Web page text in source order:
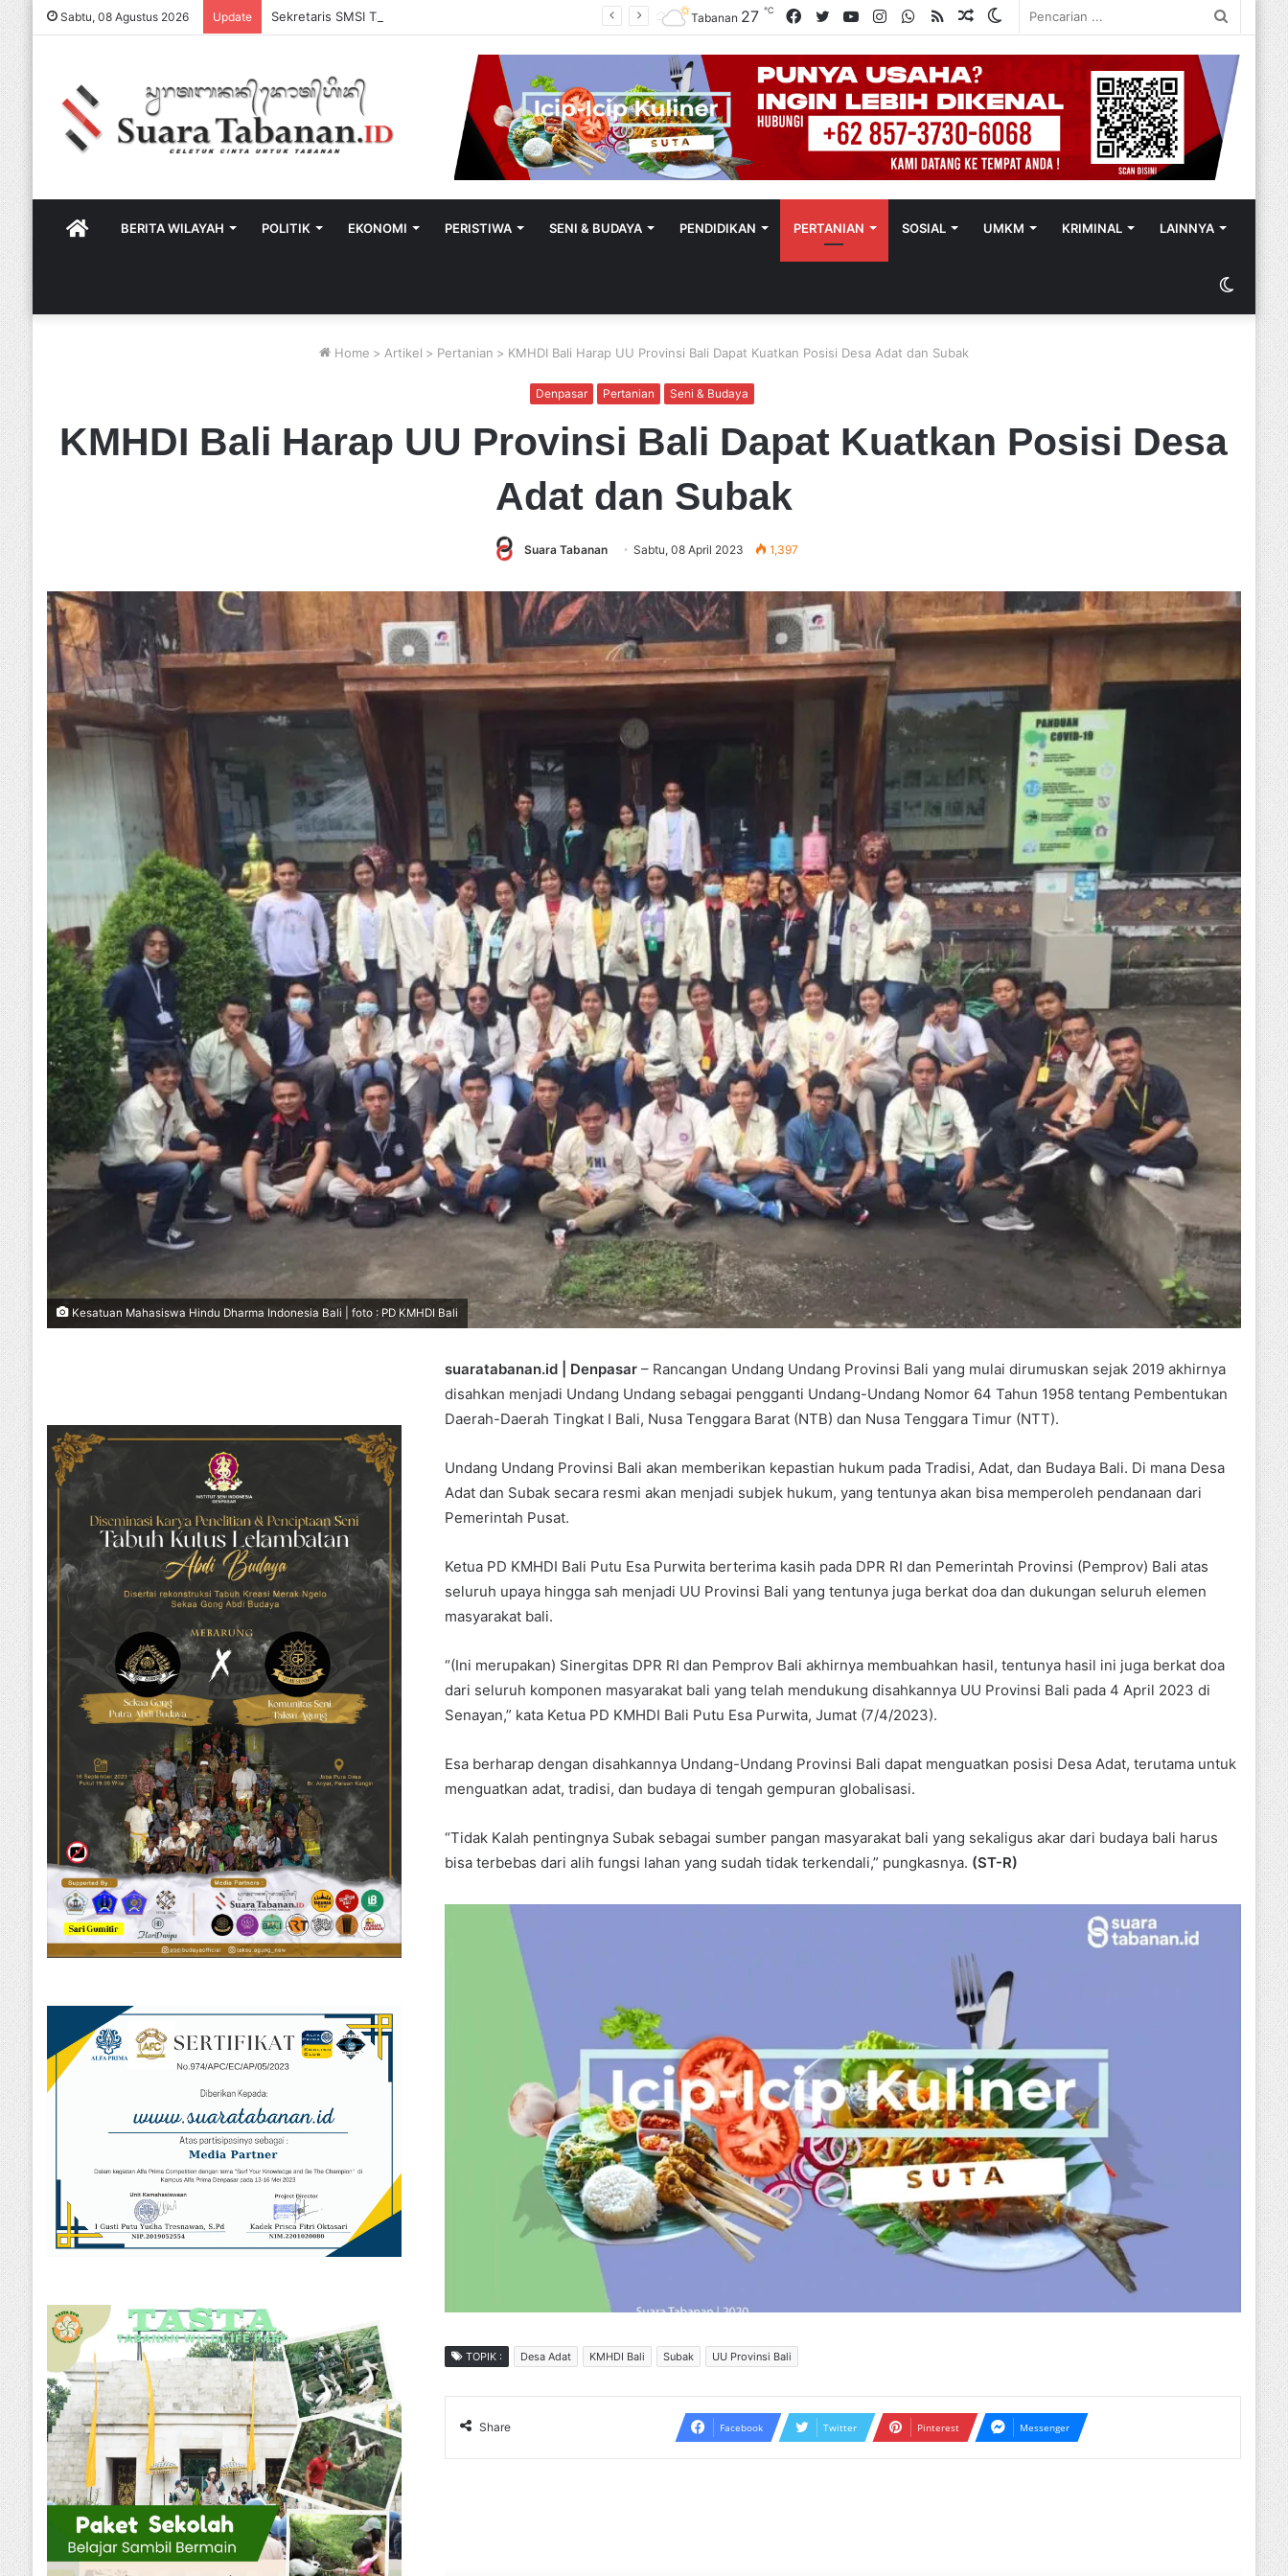
Sabtu, 08 Agustus 2026 Update
Switch
Random
RSS
WhatsApp
Instagram
YouTube
Twitter
Facebook
Tabanan 27℃
HOMEBERITA WILAYAH POLITIK EKONOMI PERISTIWA SENI & BUDAYA PENDIDIKAN PERTANIAN SOSIAL UMKM KRIMINAL LAINNYA
Switch
skin
Home > Artikel > Pertanian > KMHDI Bali Harap UU Provinsi Bali Dapat Kuatkan Posisi Desa Adat dan Subak
Denpasar Pertanian Seni & Budaya
KMHDI Bali Harap UU Provinsi Bali Dapat Kuatkan Posisi Desa
Adat dan Subak
Suara Tabanan Sabtu, 08 April 2023 1,397
Kesatuan Mahasiswa Hindu Dharma Indonesia Bali | foto : PD KMHDI Bali
suaratabanan.id | Denpasar – Rancangan Undang Undang Provinsi Bali yang mulai dirumuskan sejak 2019 akhirnya
disahkan menjadi Undang Undang sebagai pengganti Undang-Undang Nomor 64 Tahun 1958 tentang Pembentukan
Daerah-Daerah Tingkat I Bali, Nusa Tenggara Barat (NTB) dan Nusa Tenggara Timur (NTT).
Undang Undang Provinsi Bali akan memberikan kepastian hukum pada Tradisi, Adat, dan Budaya Bali. Di mana Desa
Adat dan Subak secara resmi akan menjadi subjek hukum, yang tentunya akan bisa memperoleh pendanaan dari
Pemerintah Pusat.
Ketua PD KMHDI Bali Putu Esa Purwita berterima kasih pada DPR RI dan Pemerintah Provinsi (Pemprov) Bali atas
seluruh upaya hingga sah menjadi UU Provinsi Bali yang tentunya juga berkat doa dan dukungan seluruh elemen
masyarakat bali.
“(Ini merupakan) Sinergitas DPR RI dan Pemprov Bali akhirnya membuahkan hasil, tentunya hasil ini juga berkat doa
dari seluruh komponen masyarakat bali yang telah mendukung disahkannya UU Provinsi Bali pada 4 April 2023 di
Senayan,” kata Ketua PD KMHDI Bali Putu Esa Purwita, Jumat (7/4/2023).
Esa berharap dengan disahkannya Undang-Undang Provinsi Bali dapat menguatkan posisi Desa Adat, terutama untuk
menguatkan adat, tradisi, dan budaya di tengah gempuran globalisasi.
“Tidak Kalah pentingnya Subak sebagai sumber pangan masyarakat bali yang sekaligus akar dari budaya bali harus
bisa terbebas dari alih fungsi lahan yang sudah tidak terkendali,” pungkasnya. (ST-R)
TOPIK : Desa Adat KMHDI Bali Subak UU Provinsi Bali
Share Facebook Twitter Pinterest Messenger